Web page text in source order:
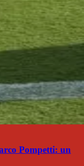
Pompetti: un